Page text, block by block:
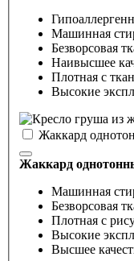
Машинная
Безворсовая
Наивысшее
Плотная с
Высокие
Жаккард
Жаккард
Машинная
Безворсовая
Плотная с
Высокие
Высшее